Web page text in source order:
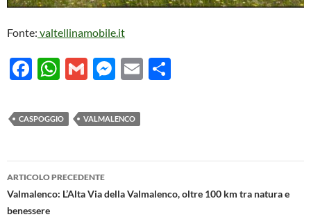
Fonte: valtellinamobile.it
F
e
b
o
o
k
W
at
s
A
p
p
G
ail
M
se
n
g
E
vi
CASPOGGIO VALMALENCO
Navigazione
articolo
ARTICOLO PRECEDENTE
Valmalenco: L’Alta Via della Valmalenco, oltre 100 km tra natura e
benessere